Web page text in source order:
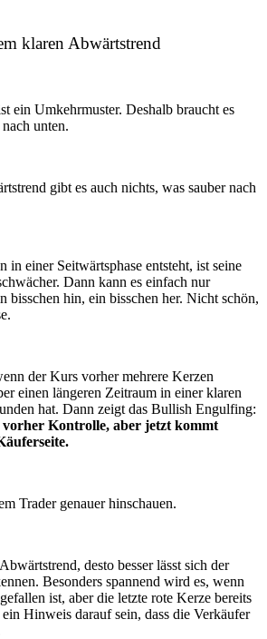
klaren Abwärtstrend
ein Umkehrmuster. Deshalb braucht es
unten.
gibt es auch nichts, was sauber nach
in einer Seitwärtsphase entsteht, ist seine
Dann kann es einfach nur
bisschen hin, ein bisschen her. Nicht schön,
der Kurs vorher mehrere Kerzen
einen längeren Zeitraum in einer klaren
hat. Dann zeigt das Bullish Engulfing:
Kontrolle, aber jetzt kommt
Trader genauer hinschauen.
desto besser lässt sich der
Besonders spannend wird es, wenn
ist, aber die letzte rote Kerze bereits
Hinweis darauf sein, dass die Verkäufer